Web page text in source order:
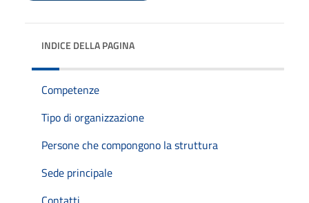
INDICE DELLA PAGINA
Competenze
Tipo di organizzazione
Persone che compongono la struttura
Sede principale